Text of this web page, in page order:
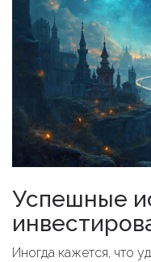
Успешные
Иногда кажется, что